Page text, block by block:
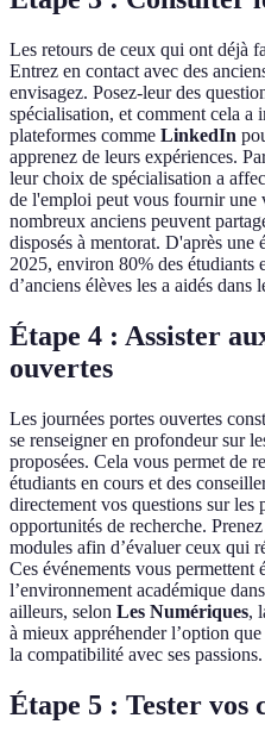
Les retours de ceux qui ont déjà
Entrez en contact avec des
envisagez. Posez-leur des
spécialisation, et comment cela
plateformes comme LinkedIn
apprenez de leurs expériences.
leur choix de spécialisation a
de l'emploi peut vous fournir une
nombreux anciens peuvent
disposés à mentorat. D'après une
2025, environ 80% des étudiants
d’anciens élèves les a aidés
Étape 4 : Assister
ouvertes
Les journées portes ouvertes
se renseigner en profondeur sur
proposées. Cela vous permet de
étudiants en cours et des
directement vos questions sur les
opportunités de recherche.
modules afin d’évaluer ceux qui
Ces événements vous permettent
l’environnement académique
ailleurs, selon Les Numériques,
à mieux appréhender l’option
la compatibilité avec ses passions.
Étape 5 : Tester vos